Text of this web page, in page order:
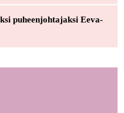
puheenjohtajaksi Eeva-